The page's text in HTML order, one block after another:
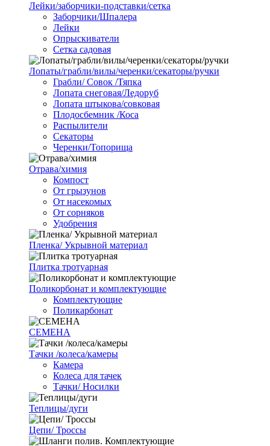
Лейки/заборчики-подставки/сетка
Заборчики/Шпалера
Лейки
Опрыскиватели
Сетка садовая
Лопаты/грабли/вилы/черенки/секаторы/ручки
Грабли/ Совок /Тяпка
Лопата снеговая/Ледоруб
Лопата штыкова/совковая
Плодосбемник /Коса
Распылители
Секаторы
Черенки/Топорища
Отрава/химия
Компост
От грызунов
От насекомых
От сорняков
Удобрения
Пленка/ Укрывной материал
Плитка тротуарная
Поликорбонат и комплектующие
Комплектующие
Поликарбонат
СЕМЕНА
Тачки /колеса/камеры
Камера
Колеса для тачек
Тачки/ Носилки
Теплицы/дуги
Цепи/ Троссы